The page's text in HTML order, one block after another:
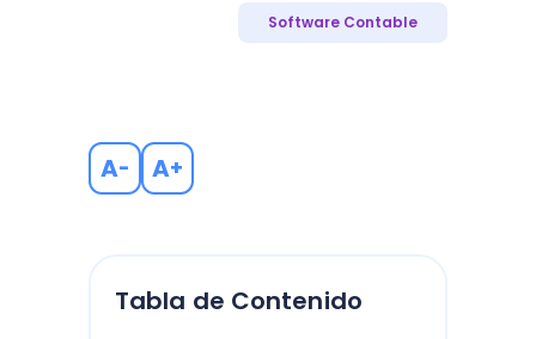
Software Contable
A- A+
Tabla de Contenido